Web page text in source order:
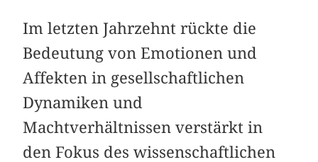
Im letzten Jahrzehnt rückte die
Bedeutung von Emotionen und
Affekten in gesellschaftlichen
Dynamiken und
Machtverhältnissen verstärkt in
den Fokus des wissenschaftlichen